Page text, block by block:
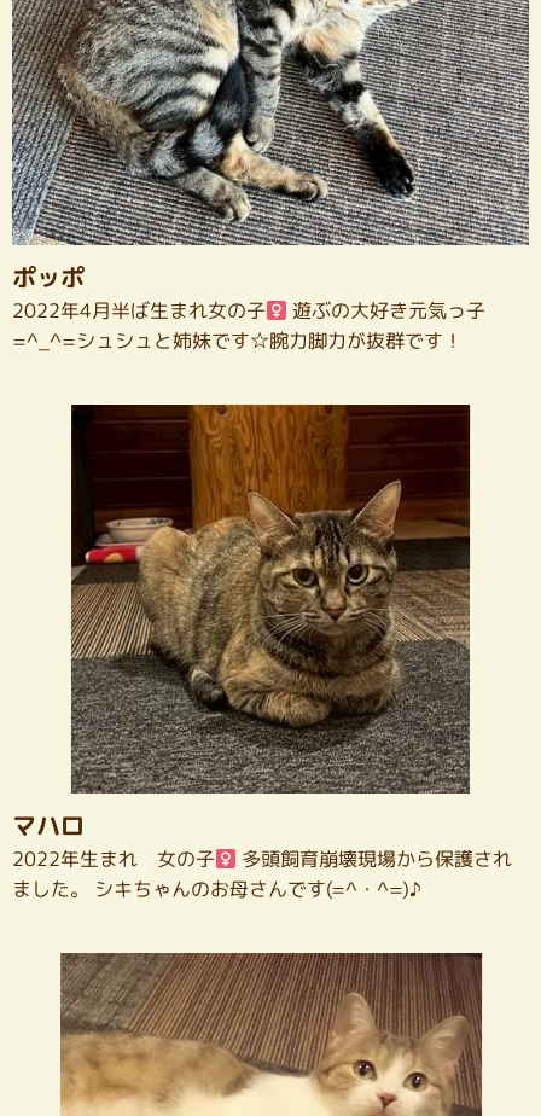
ポッポ
2022年4月半ば生まれ女の子 遊ぶの大好き元気っ子
=^_^=シュシュと姉妹です☆腕力脚力が抜群です！
マハロ
2022年生まれ 女の子 多頭飼育崩壊現場から保護され
ました。 シキちゃんのお母さんです(=^・^=)♪